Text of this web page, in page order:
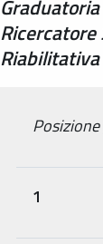
Ricercatore
Riabilitativa
1